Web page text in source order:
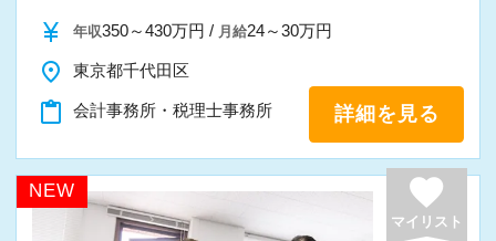
「まずはやってみる」
「新しいことにも前向きに挑戦してみる」
そんな姿勢をお持ちの方であれば、経験を活か
しながらさらに成長できる環境です。
一緒に学び、成長しながら、お客様のお役に立
currency_yen 年収350～430万円 / 月給24～30万円
place 東京都千代田区
content_paste 会計事務所・税理士事務所 詳細を見る
NEW favorite
マイリスト